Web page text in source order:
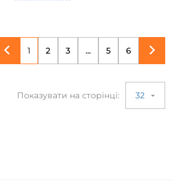
1 2 3 ... 5 6
Показувати на сторінці: 32